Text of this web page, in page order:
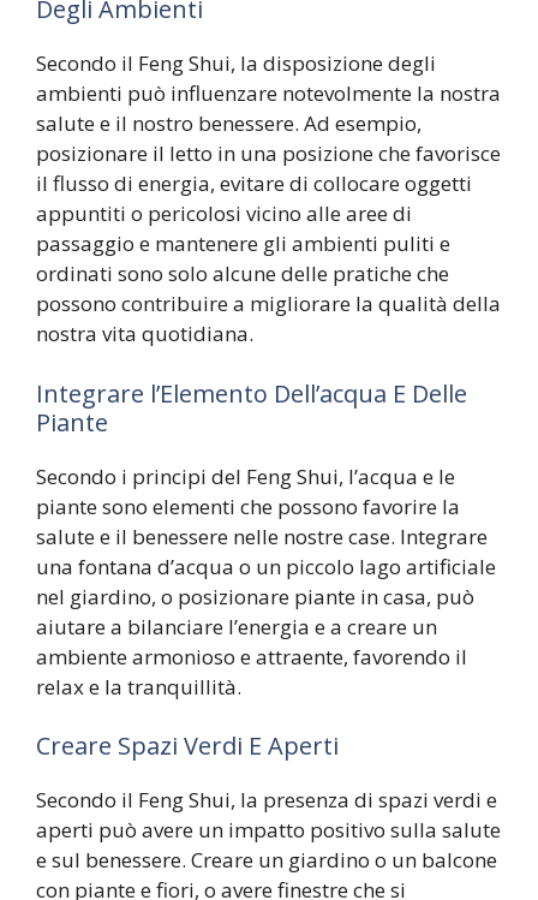
Degli Ambienti
Secondo il Feng Shui, la disposizione degli
ambienti può influenzare notevolmente la nostra
salute e il nostro benessere. Ad esempio,
posizionare il letto in una posizione che favorisce
il flusso di energia, evitare di collocare oggetti
appuntiti o pericolosi vicino alle aree di
passaggio e mantenere gli ambienti puliti e
ordinati sono solo alcune delle pratiche che
possono contribuire a migliorare la qualità della
nostra vita quotidiana.
Integrare l’Elemento Dell’acqua E Delle
Piante
Secondo i principi del Feng Shui, l’acqua e le
piante sono elementi che possono favorire la
salute e il benessere nelle nostre case. Integrare
una fontana d’acqua o un piccolo lago artificiale
nel giardino, o posizionare piante in casa, può
aiutare a bilanciare l’energia e a creare un
ambiente armonioso e attraente, favorendo il
relax e la tranquillità.
Creare Spazi Verdi E Aperti
Secondo il Feng Shui, la presenza di spazi verdi e
aperti può avere un impatto positivo sulla salute
e sul benessere. Creare un giardino o un balcone
con piante e fiori, o avere finestre che si